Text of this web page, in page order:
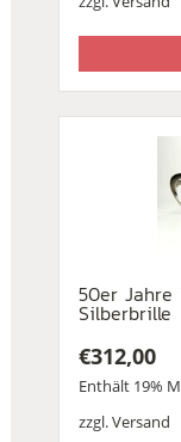
50er Jahre
Silberbrille
€312,00
Enthält 19%
zzgl.Versand